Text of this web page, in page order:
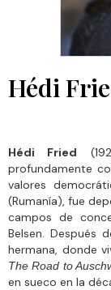
Hédi
Hédi Fried
profundamente
valores
(Rumanía), fue
campos de
Belsen. Después
hermana, donde
The Road to
en sueco en la